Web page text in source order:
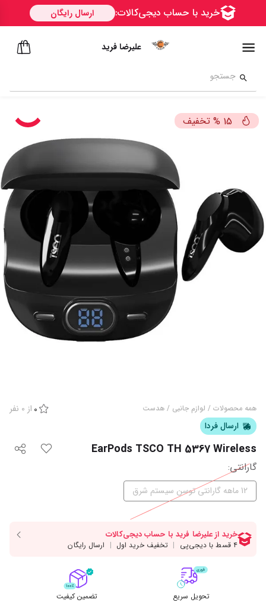
علیرضا فرید
15
% تخفیف
همه محصولات / لوازم جانبی / هدست 0 از 0 نفر
ارسال فردا
EarPods TSCO TH 5367 Wireless
گارانتی‌:
12 ماهه گارانتی توسن سیستم شرق
تحویل سریع تضمین کیفیت